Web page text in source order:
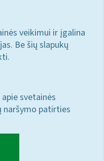
veikimui ir įgalina
Be šių slapukų
svetainės
naršymo patirties